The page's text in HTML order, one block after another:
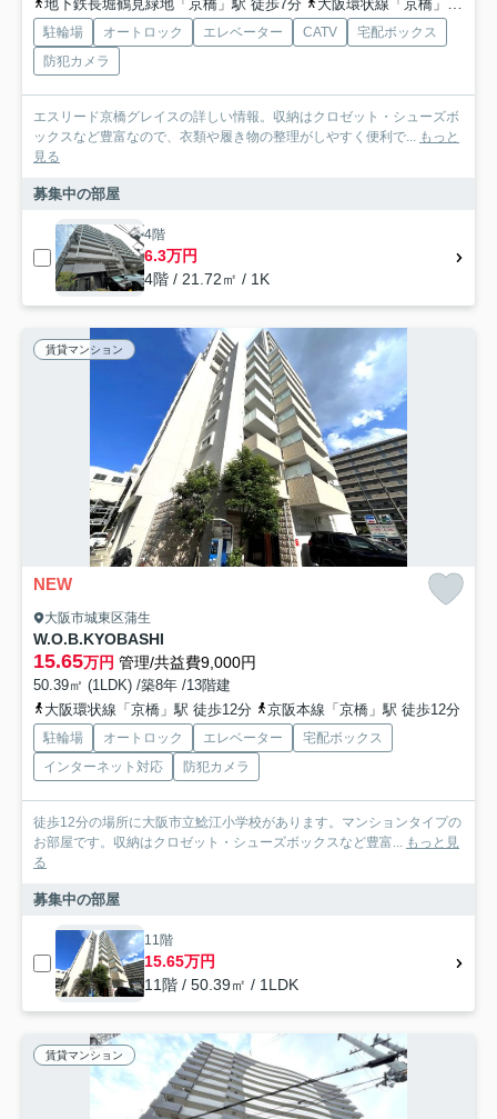
地下鉄長堀鶴見緑地「京橋」駅 徒歩7分
大阪環状線「京橋」駅 徒歩10分
駐輪場 オートロック エレベーター CATV
宅配ボックス
防犯カメラ
エスリード京橋グレイスの詳しい情報。収納はクロゼット・シューズボ
ックスなど豊富なので、衣類や履き物の整理がしやすく便利で... もっと
見る
募集中の部屋
4階
6.3万円
4階 / 21.72㎡ / 1K
賃貸マンション
NEW
大阪市城東区蒲生
W.O.B.KYOBASHI
15.65万円 管理/共益費9,000円
50.39㎡ (1LDK) /築8年 /13階建
大阪環状線「京橋」駅 徒歩12分
京阪本線「京橋」駅 徒歩12分
駐輪場 オートロック エレベーター
宅配ボックス
インターネット対応
防犯カメラ
徒歩12分の場所に大阪市立鯰江小学校があります。マンションタイプの
お部屋です。収納はクロゼット・シューズボックスなど豊富... もっと見
る
募集中の部屋
11階
15.65万円
11階 / 50.39㎡ / 1LDK
賃貸マンション